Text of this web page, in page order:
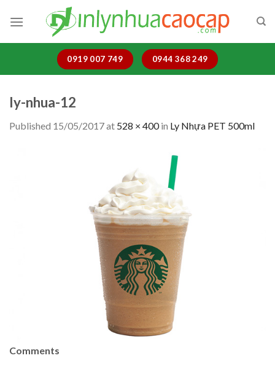
0919 007 749 0944 368 249
ly-nhua-12
Published 15/05/2017at 528 × 400in Ly Nhựa PET 500ml
Comments